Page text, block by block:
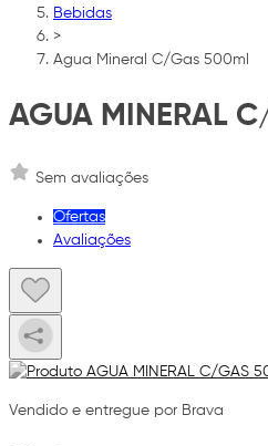
Bebidas
>
Agua Mineral C/Gas 500ml
AGUA MINERAL
Sem avaliações
Ofertas
Avaliações
Vendido e entregue por Brava